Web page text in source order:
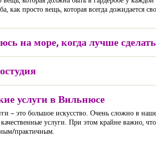
как просто вещь, которая всегда
на море, когда лучше
услуги в Вильнюсе
– это большое искусство. Очень сложно в
услуги. При этом крайне важно,
практичным.